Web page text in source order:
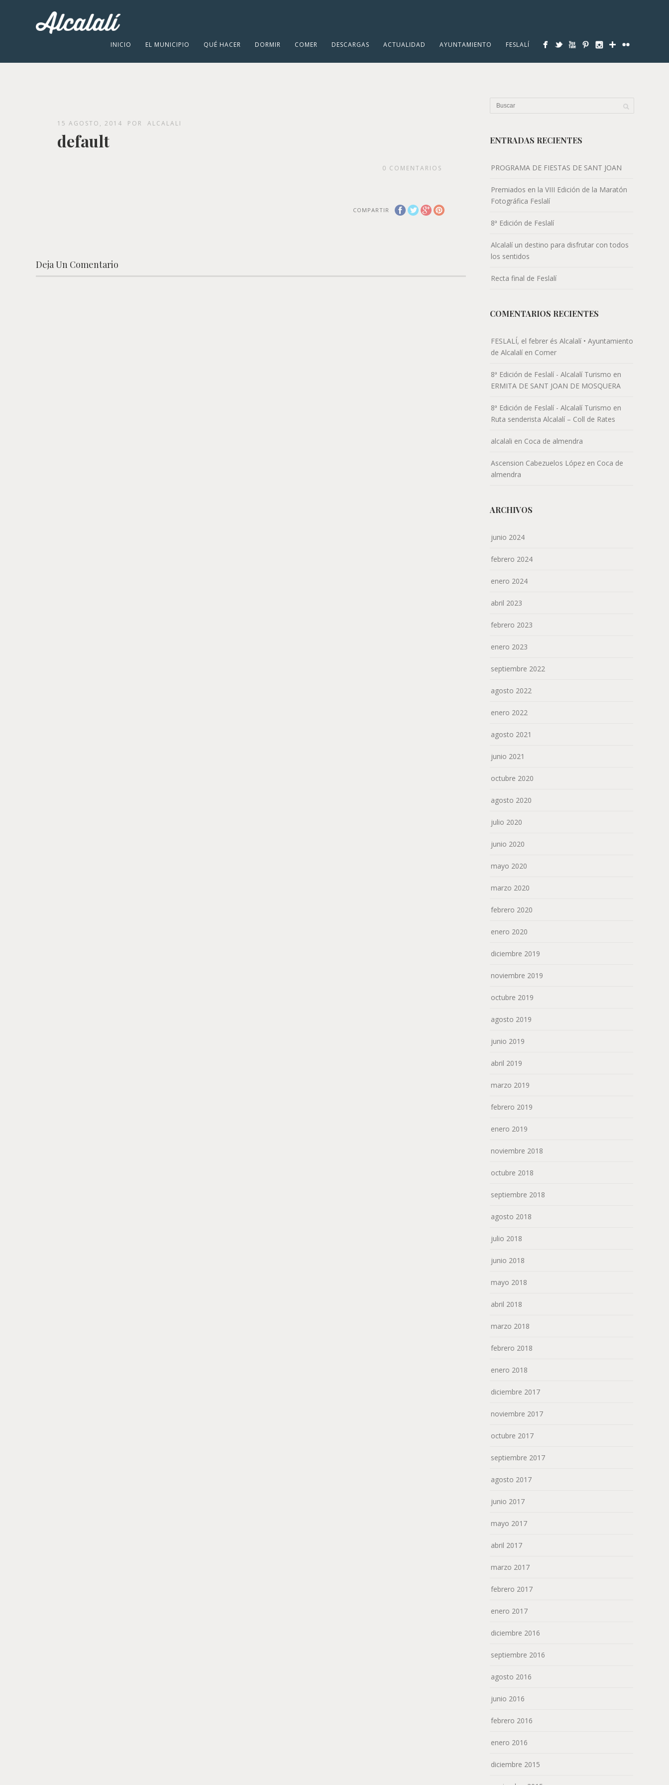
INICIO EL MUNICIPIO QUÉ HACER DORMIR COMER DESCARGAS ACTUALIDAD AYUNTAMIENTO FESLALÍ
15 AGOSTO, 2014 POR ALCALALI
default
0 COMENTARIOS
COMPARTIR
Deja Un Comentario
ENTRADAS RECIENTES
PROGRAMA DE FIESTAS DE SANT JOAN
Premiados en la VIII Edición de la Maratón
Fotográfica Feslalí
8ª Edición de Feslalí
Alcalalí un destino para disfrutar con todos
los sentidos
Recta final de Feslalí
COMENTARIOS RECIENTES
FESLALÍ, el febrer és Alcalalí • Ayuntamiento
de Alcalalí en Comer
8ª Edición de Feslalí - Alcalalí Turismo en
ERMITA DE SANT JOAN DE MOSQUERA
8ª Edición de Feslalí - Alcalalí Turismo en
Ruta senderista Alcalalí – Coll de Rates
alcalali en Coca de almendra
Ascension Cabezuelos López en Coca de
almendra
ARCHIVOS
junio 2024
febrero 2024
enero 2024
abril 2023
febrero 2023
enero 2023
septiembre 2022
agosto 2022
enero 2022
agosto 2021
junio 2021
octubre 2020
agosto 2020
julio 2020
junio 2020
mayo 2020
marzo 2020
febrero 2020
enero 2020
diciembre 2019
noviembre 2019
octubre 2019
agosto 2019
junio 2019
abril 2019
marzo 2019
febrero 2019
enero 2019
noviembre 2018
octubre 2018
septiembre 2018
agosto 2018
julio 2018
junio 2018
mayo 2018
abril 2018
marzo 2018
febrero 2018
enero 2018
diciembre 2017
noviembre 2017
octubre 2017
septiembre 2017
agosto 2017
junio 2017
mayo 2017
abril 2017
marzo 2017
febrero 2017
enero 2017
diciembre 2016
septiembre 2016
agosto 2016
junio 2016
febrero 2016
enero 2016
diciembre 2015